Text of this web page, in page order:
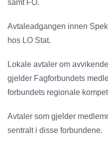
samt FO.
Avtaleadgangen innen
hos LO Stat.
Lokale avtaler om
gjelder Fagforbundets
forbundets regionale
Avtaler som gjelder
sentralt i disse forbundene.